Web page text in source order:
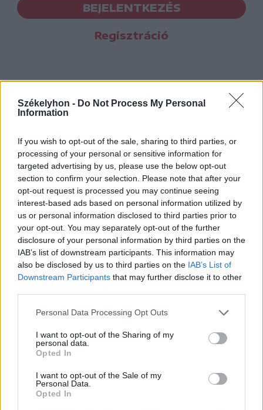
Székelyhon - Do Not Process My Personal
Information
If you wish to opt-out of the sale, sharing to third parties, or
processing of your personal or sensitive information for
targeted advertising by us, please use the below opt-out
section to confirm your selection. Please note that after your
opt-out request is processed you may continue seeing
interest-based ads based on personal information utilized by
us or personal information disclosed to third parties prior to
your opt-out. You may separately opt-out of the further
disclosure of your personal information by third parties on the
IAB’s list of downstream participants. This information may
also be disclosed by us to third parties on the IAB’s List of
Downstream Participants that may further disclose it to other
Personal Data Processing Opt Outs
I want to opt-out of the Sharing of my
personal data.
Opted In
I want to opt-out of the Sale of my
Personal Data.
Opted In
BEJELENTKEZÉS
Regisztráció
Hasznos
Impresszum
Szerzői jogok
Adatvédelmi tájékoztató
Cookie-kezelési tájékoztató
Hozzászólási szabályzat
Nyomtatott lapjaink archívuma
Székely Hírmondó archívuma
Sütibeállítások